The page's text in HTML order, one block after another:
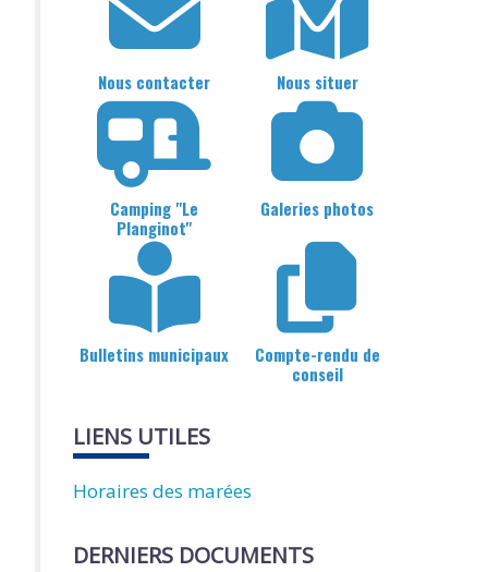
Nous contacter Nous situer
Camping "Le
Planginot"
Galeries photos
Bulletins municipaux
Compte-rendu de
conseil
LIENS UTILES
Horaires des marées
DERNIERS DOCUMENTS